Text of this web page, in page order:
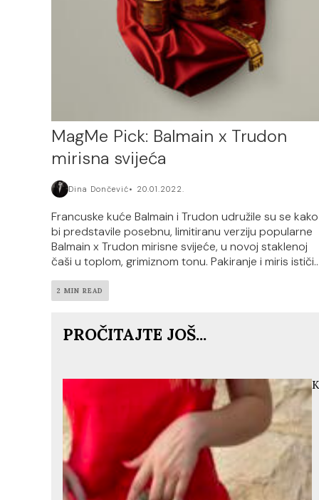
MagMe Pick: Balmain x Trudon
mirisna svijeća
Dina Dončević 20.01.2022.
Francuske kuće Balmain i Trudon udružile su se kako
bi predstavile posebnu, limitiranu verziju popularne
Balmain x Trudon mirisne svijeće, u novoj staklenoj
čaši u toplom, grimiznom tonu. Pakiranje i miris
2 MIN READ
PROČITAJTE JOŠ...